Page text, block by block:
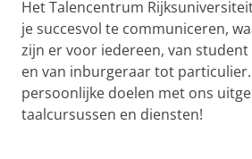
a
l
e
n
c
Het Talencentrum
je succesvol te communiceren,
zijn er voor iedereen, van
en van inburgeraar tot
persoonlijke doelen met ons
taalcursussen en diensten!